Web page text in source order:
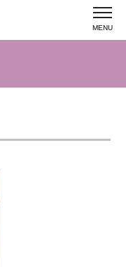
MENU